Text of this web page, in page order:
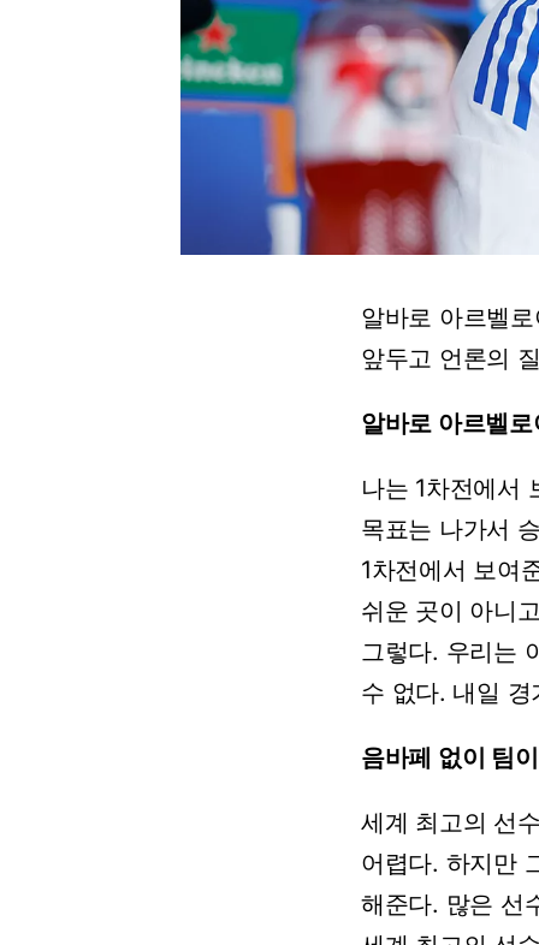
알바로 아르벨
앞두고 언론의
알바로 아르벨로
나는 1차전에서
목표는 나가서
1차전에서 보여
쉬운 곳이 아니
그렇다. 우리는
수 없다. 내일 경
음바페 없이 팀이
세계 최고의 선
어렵다. 하지만
해준다. 많은 선